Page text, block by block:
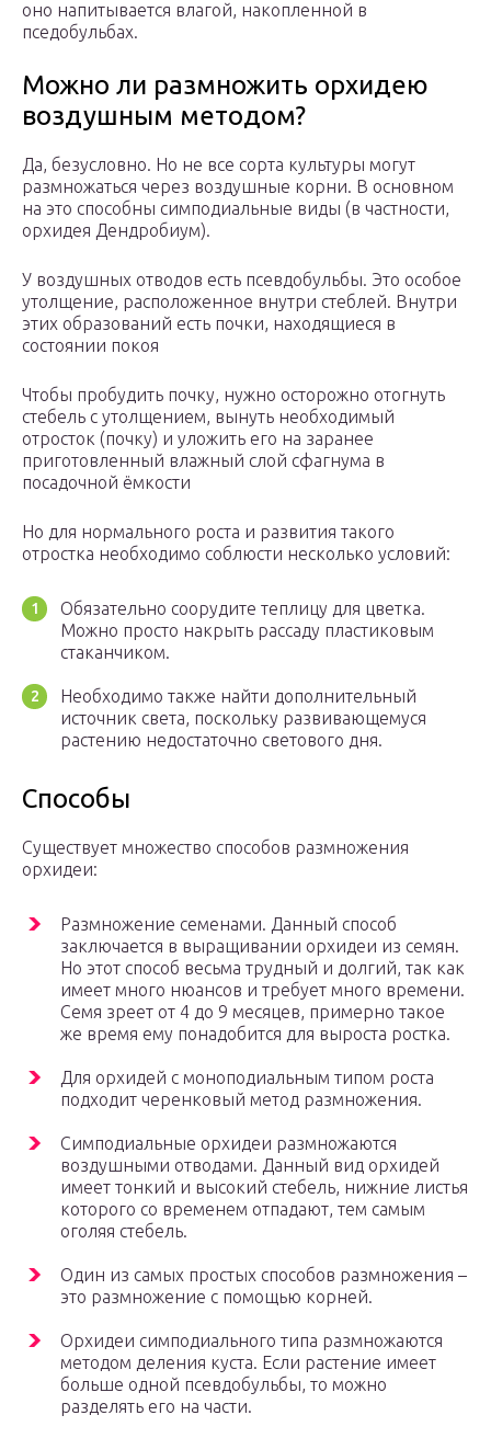
оно напитывается влагой, накопленной в
пседобульбах.
Можно ли размножить орхидею
воздушным методом?
Да, безусловно. Но не все сорта культуры могут
размножаться через воздушные корни. В основном
на это способны симподиальные виды (в частности,
орхидея Дендробиум).
У воздушных отводов есть псевдобульбы. Это особое
утолщение, расположенное внутри стеблей. Внутри
этих образований есть почки, находящиеся в
состоянии покоя
Чтобы пробудить почку, нужно осторожно отогнуть
стебель с утолщением, вынуть необходимый
отросток (почку) и уложить его на заранее
приготовленный влажный слой сфагнума в
посадочной ёмкости
Но для нормального роста и развития такого
отростка необходимо соблюсти несколько условий:
Обязательно соорудите теплицу для цветка.
Можно просто накрыть рассаду пластиковым
стаканчиком.
Необходимо также найти дополнительный
источник света, поскольку развивающемуся
растению недостаточно светового дня.
Способы
Существует множество способов размножения
орхидеи:
Размножение семенами. Данный способ
заключается в выращивании орхидеи из семян.
Но этот способ весьма трудный и долгий, так как
имеет много нюансов и требует много времени.
Семя зреет от 4 до 9 месяцев, примерно такое
же время ему понадобится для выроста ростка.
Для орхидей с моноподиальным типом роста
подходит черенковый метод размножения.
Симподиальные орхидеи размножаются
воздушными отводами. Данный вид орхидей
имеет тонкий и высокий стебель, нижние листья
которого со временем отпадают, тем самым
оголяя стебель.
Один из самых простых способов размножения –
это размножение с помощью корней.
Орхидеи симподиального типа размножаются
методом деления куста. Если растение имеет
больше одной псевдобульбы, то можно
разделять его на части.